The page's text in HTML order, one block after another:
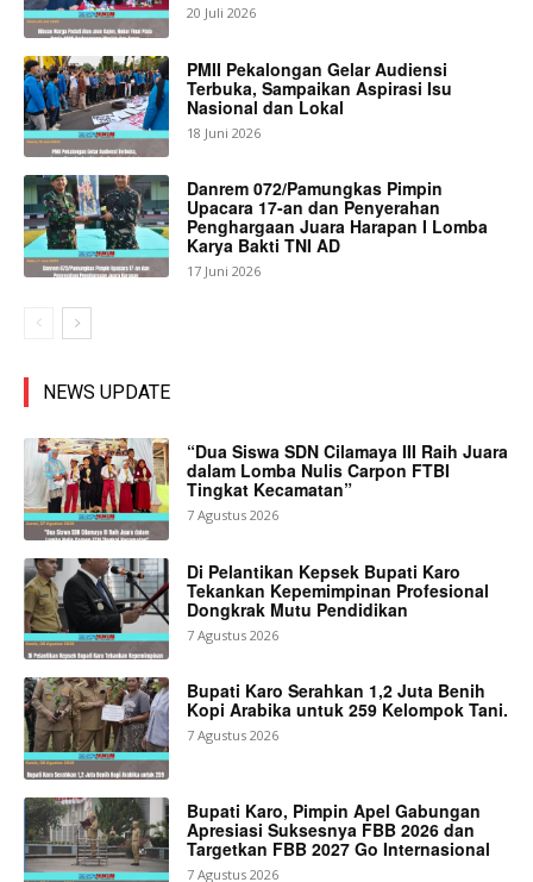
20 Juli 2026
PMII Pekalongan Gelar Audiensi
Terbuka, Sampaikan Aspirasi Isu
Nasional dan Lokal
18 Juni 2026
Danrem 072/Pamungkas Pimpin
Upacara 17-an dan Penyerahan
Penghargaan Juara Harapan I Lomba
Karya Bakti TNI AD
17 Juni 2026
NEWS UPDATE
“Dua Siswa SDN Cilamaya III Raih Juara
dalam Lomba Nulis Carpon FTBI
Tingkat Kecamatan”
7 Agustus 2026
Di Pelantikan Kepsek Bupati Karo
Tekankan Kepemimpinan Profesional
Dongkrak Mutu Pendidikan
7 Agustus 2026
Bupati Karo Serahkan 1,2 Juta Benih
Kopi Arabika untuk 259 Kelompok Tani.
7 Agustus 2026
Bupati Karo, Pimpin Apel Gabungan
Apresiasi Suksesnya FBB 2026 dan
Targetkan FBB 2027 Go Internasional
7 Agustus 2026